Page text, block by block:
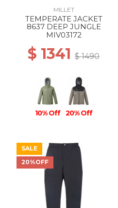
MILLET
TEMPERATE JACKET
8637 DEEP JUNGLE
MIV03172
$ 1341 $ 1490
10% Off 20% Off
SALE
20%OFF